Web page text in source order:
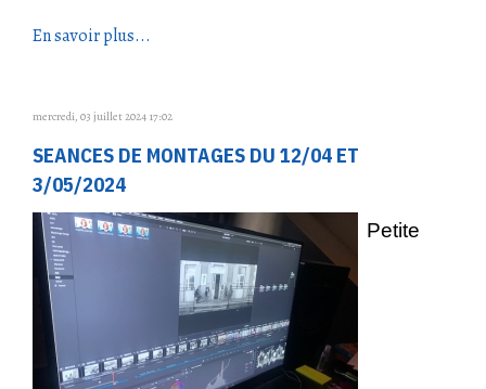
En savoir plus...
mercredi, 03 juillet 2024 17:02
SEANCES DE MONTAGES DU 12/04 ET
3/05/2024
Petite